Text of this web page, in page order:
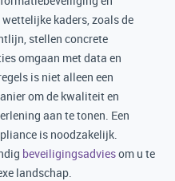
kaders, zoals de
stellen concrete
omgaan met data en
is niet alleen een
om de kwaliteit en
aan te tonen. Een
is noodzakelijk.
beveiligingsadviesom u te
landschap.